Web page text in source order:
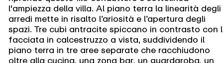
l'ampiezza della villa. Al piano terra la linearità degli
arredi mette in risalto l’ariosità e l’apertura degli
spazi. Tre cubi antracite spiccano in contrasto con
facciata in calcestruzzo a vista, suddividendo il
piano terra in tre aree separate che racchiudono
oltre alla cucina, una zona bar, un guardaroba, un